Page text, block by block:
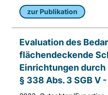
zur Publikation
Evaluation des
flächendeckende
Einrichtungen durch
§ 338 Abs. 3 SGB V
Name:
Anbieter:
Matomo
Zweck:
Benutzer Tracking